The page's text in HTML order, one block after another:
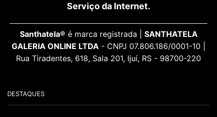
Serviço da Internet.
Santhatela® é marca registrada | SANTHATELA
GALERIA ONLINE LTDA - CNPJ 07.806.186/0001-10 |
Rua Tiradentes, 618, Sala 201, Ijuí, RS - 98700-220
DESTAQUES